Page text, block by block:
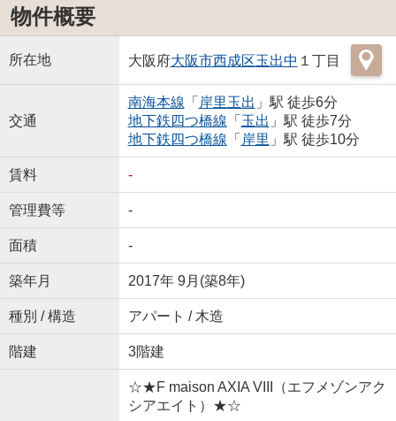
物件概要
所在地 大阪府大阪市西成区玉出中 １丁目
交通
南海本線 「 岸里玉出 」駅 徒歩6分
地下鉄四つ橋線 「 玉出 」駅 徒歩7分
地下鉄四つ橋線 「 岸里 」駅 徒歩10分
賃料 -
管理費等 -
面積 -
築年月 2017年 9月(築8年)
種別 / 構造 アパート / 木造
階建 3階建
☆★F maison AXIA VIII（エフメゾンアク
シアエイト）★☆